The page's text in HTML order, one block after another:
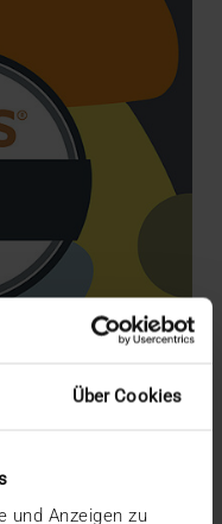
Über Cookies
und Anzeigen zu
zum Erfolg